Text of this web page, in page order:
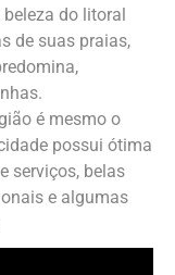
beleza do litoral
de suas praias,
é mesmo o
possui ótima
serviços, belas
e algumas